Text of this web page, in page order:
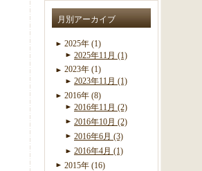
月別アーカイブ
2025年 (1)
2025年11月 (1)
2023年 (1)
2023年11月 (1)
2016年 (8)
2016年11月 (2)
2016年10月 (2)
2016年6月 (3)
2016年4月 (1)
2015年 (16)